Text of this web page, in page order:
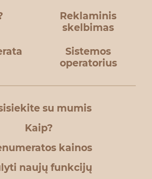
Reklaminis
skelbimas
Sistemos
operatorius
su mumis
Kaip?
kainos
naujų funkcijų